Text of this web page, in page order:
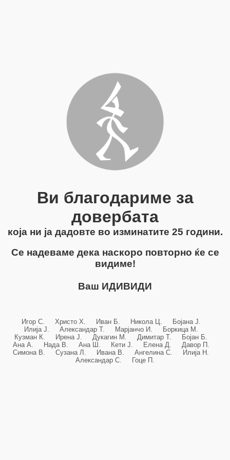
Ви благодариме за
довербата
која ни ја дадовте во изминатите 25 години.
Се надеваме дека наскоро повторно ќе се
видиме!
Ваш ИДИВИДИ
Игор С. Христо Х. Иван Б. Никола Ц. Бојана Ј.
Илија Ј. Александар Т. Марјанчо И. Боркица М.
Кузман К. Ирена Ј. Дукагин М. Димитар Т. Бојан Б.
Ана А. Нада В. Ана Ш. Кети Ј. Елена Д. Давор П.
Симона В. Сузана Л. Ивана В. Ангелина С. Илија Н.
Александар С. Гоце П.